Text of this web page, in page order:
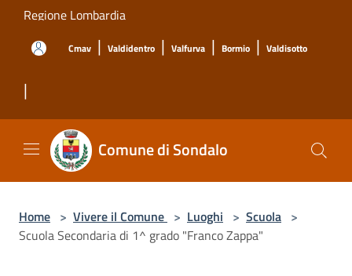
Salta al contenuto principale
Regione Lombardia
Cmav | Valdidentro | Valfurva | Bormio | Valdisotto
|
Comune di Sondalo
Home > Vivere il Comune > Luoghi > Scuola >
Scuola Secondaria di 1^ grado "Franco Zappa"